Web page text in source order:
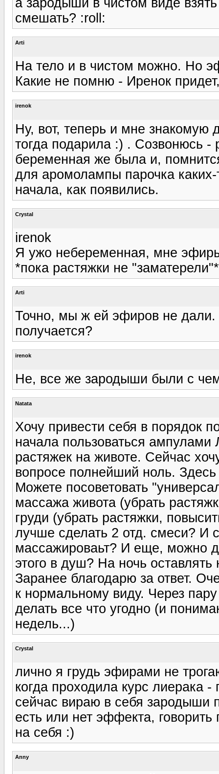
смешать? :roll:
Arti
На тело и в чистом можно. Но
Какие не помню - Иренок
irenok
Ну, вот, теперь и мне знакомую
тогда подарила :) . Созвонюсь -
беременная же была и,
для аромолампы парочка каких-
начала, как появились.
Crystal
irenok
Я ужо небеременная, мне
*пока растяжки не
Arti
Точно, мы ж ей эфиров не
получается?
irenok
Не, все же зародыши были с
Natata
Хочу привести себя в порядок
начала пользоваться ампулами
растяжек на животе. Сейчас
вопросе полнейший ноль. Здесь
Можете посоветовать
массажа живота (убрать
груди (убрать растяжки,
лучше сделать 2 отд. смеси? И
массажироваьт? И еще, можно
этого в душ? На ночь
Заранее благодарю за ответ.
к нормальному виду. Через
делать все что угодно (и
недель...)
Crystal
лично я грудь эфирами не
когда проходила курс лиерака
сейчас вираю в себя зародыши
есть или нет эффекта,
на себя :)
Anny